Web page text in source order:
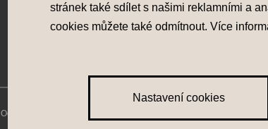
Probíhající akce
Ochrana osobních údajů
stránek také sdílet s našimi reklamními a
cookies můžete také odmítnout. Více
Nastavení cookies